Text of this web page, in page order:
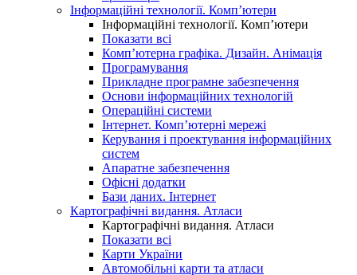
Інформаційні технології. Комп’ютери
Інформаційні технології. Комп’ютери
Показати всі
Комп’ютерна графіка. Дизайн. Анімація
Програмування
Прикладне програмне забезпечення
Основи інформаційних технологій
Операційні системи
Інтернет. Комп’ютерні мережі
Керування і проектування інформаційних
систем
Апаратне забезпечення
Офісні додатки
Бази даних. Інтернет
Картографічні видання. Атласи
Картографічні видання. Атласи
Показати всі
Карти України
Автомобільні карти та атласи